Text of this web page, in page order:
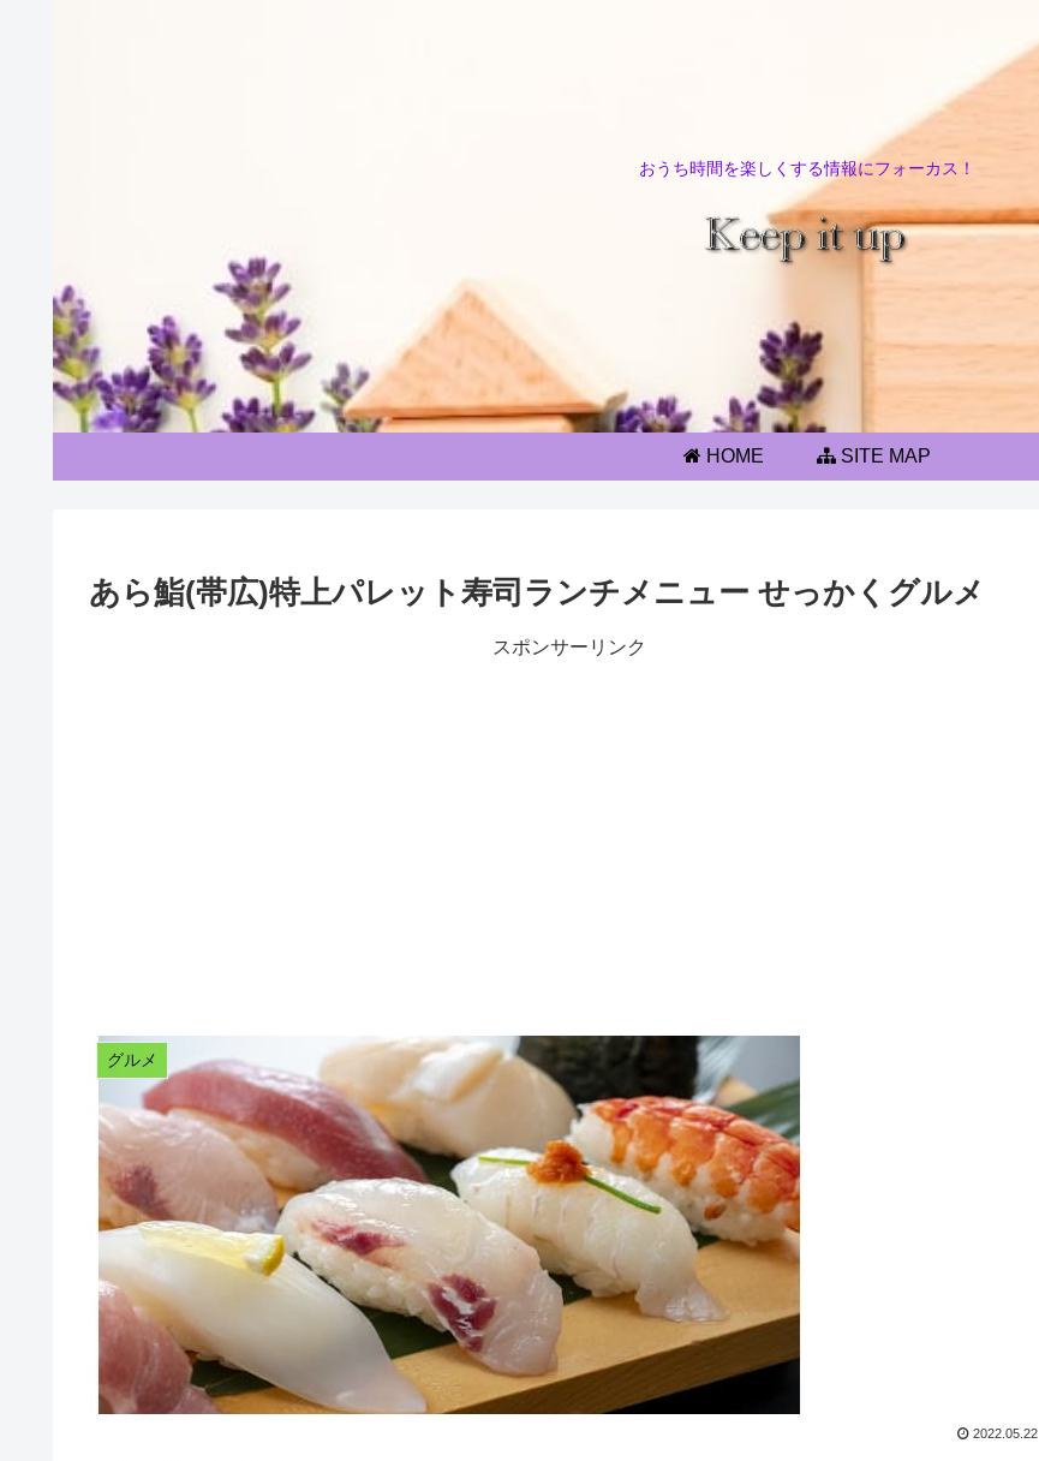
おうち時間を楽しくする情報にフォーカス！
HOME SITE MAP
あら鮨(帯広)特上パレット寿司ランチメニュー せっかくグルメ
スポンサーリンク
グルメ
2022.05.22